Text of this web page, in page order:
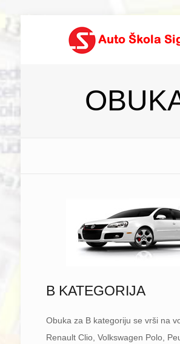
B KATEGORIJA
Obuka za B kategoriju se vrši na
Renault Clio, Volkswagen Polo,